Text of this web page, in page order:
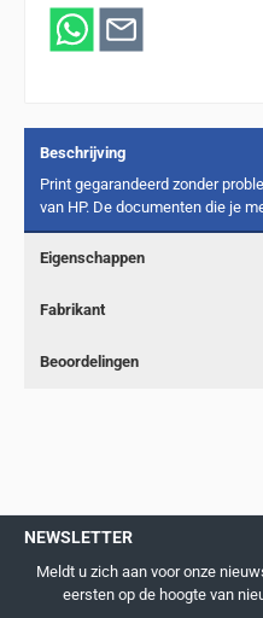
Beschrijving
Print gegarandeerd zonder
van HP. De documenten die je
Eigenschappen
Fabrikant
Beoordelingen
NEWSLETTER
Meldt u zich aan voor onze
eersten op de hoogte van